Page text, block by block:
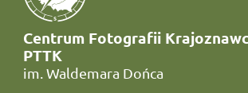
Centrum Fotografii
PTTK
im. Waldemara Dońca